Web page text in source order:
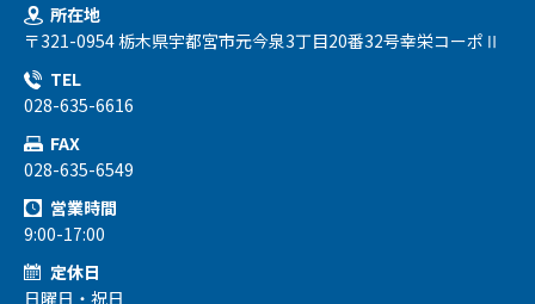
所在地
〒321-0954 栃木県宇都宮市元今泉3丁目20番32号幸栄コーポⅡ
TEL
028-635-6616
FAX
028-635-6549
営業時間
9:00-17:00
定休日
日曜日・祝日